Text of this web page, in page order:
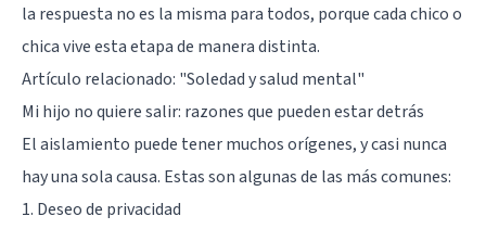
la respuesta no es la misma para todos, porque cada chico o
chica vive esta etapa de manera distinta.
Artículo relacionado: "Soledad y salud mental"
Mi hijo no quiere salir: razones que pueden estar detrás
El aislamiento puede tener muchos orígenes, y casi nunca
hay una sola causa. Estas son algunas de las más comunes:
1. Deseo de privacidad